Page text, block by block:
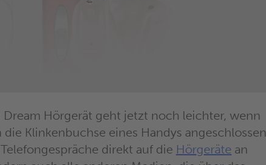
Hörgerät geht jetzt noch leichter, wenn
Klinkenbuchse eines Handys angeschlossen
direkt auf die Hörgeräte an